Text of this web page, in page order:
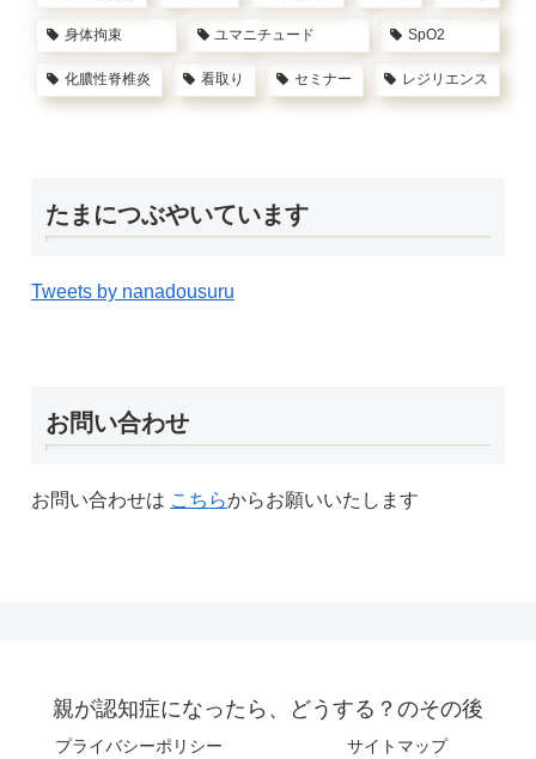
身体拘束 ユマニチュード SpO2
化膿性脊椎炎 看取り セミナー レジリエンス
たまにつぶやいています
Tweets by nanadousuru
お問い合わせ
お問い合わせは こちらからお願いいたします
親が認知症になったら、どうする？のその後
プライバシーポリシー サイトマップ